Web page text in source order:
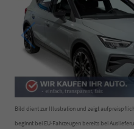
Bild dient zur Illustration und zeigt
beginnt bei EU-Fahrzeugen bereits bei